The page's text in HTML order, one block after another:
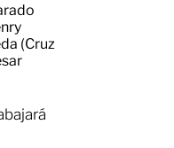
(Cruz